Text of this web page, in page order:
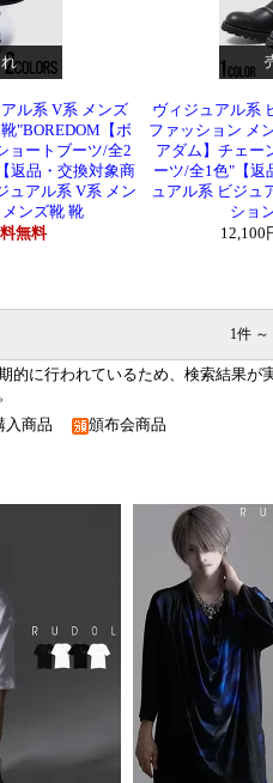
ル系 V系 メンズ
"BOREDOM【ボ
ョートブーツ/全2
返品・交換対象商
ュアル系 V系 メン
ンズ靴 靴
無料
ヴィジュアル系
ファッション メ
アダム】チェー
ーツ/全1色"【返
ュアル系 ビジュ
ショ
12,100
1件 ～
的に行われているため、検索結果が
入商品 頒布会商品